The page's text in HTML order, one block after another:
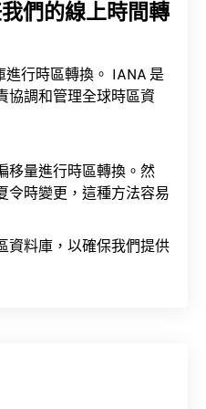
們的線上時間轉
進行時區轉換。 IANA 是
協調和管理全球時區資
移量進行時區轉換。然
令時變更，這種方法容易
資料庫，以確保我們提供